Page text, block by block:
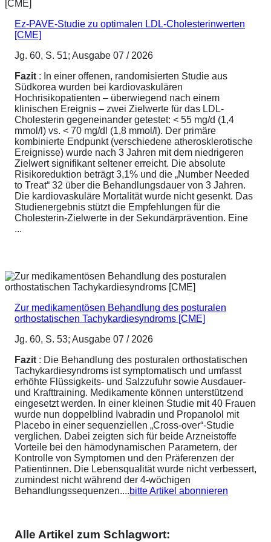
Ez-PAVE-Studie zu optimalen LDL-Cholesterinwerten
[CME]
Jg. 60, S. 51; Ausgabe 07 / 2026
Fazit : In einer offenen, randomisierten Studie aus
Südkorea wurden bei kardiovaskulären
Hochrisikopatienten – überwiegend nach einem
klinischen Ereignis – zwei Zielwerte für das LDL-
Cholesterin gegeneinander getestet: < 55 mg/d (1,4
mmol/l) vs. < 70 mg/dl (1,8 mmol/l). Der primäre
kombinierte Endpunkt (verschiedene atherosklerotische
Ereignisse) wurde nach 3 Jahren mit dem niedrigeren
Zielwert signifikant seltener erreicht. Die absolute
Risikoreduktion beträgt 3,1% und die „Number Needed
to Treat“ 32 über die Behandlungsdauer von 3 Jahren.
Die kardiovaskuläre Mortalität wurde nicht gesenkt. Das
Studienergebnis stützt die Empfehlungen für die
Cholesterin-Zielwerte in der Sekundärprävention. Eine
...
Zur medikamentösen Behandlung des posturalen
orthostatischen Tachykardiesyndroms [CME]
Jg. 60, S. 53; Ausgabe 07 / 2026
Fazit : Die Behandlung des posturalen orthostatischen
Tachykardiesyndroms ist symptomatisch und umfasst
erhöhte Flüssigkeits- und Salzzufuhr sowie Ausdauer-
und Krafttraining. Medikamente können unterstützend
eingesetzt werden. In einer kleinen Studie mit 40 Frauen
wurde nun doppelblind Ivabradin und Propanolol mit
Placebo in einer sequenziellen „Cross-over“-Studie
verglichen. Dabei zeigten sich für beide Arzneistoffe
Vorteile bei den hämodynamischen Parametern, der
Kontrolle von Symptomen und den Präferenzen der
Patientinnen. Die Lebensqualität wurde nicht verbessert,
zumindest nicht während der 4-wöchigen
Behandlungssequenzen....bitte Artikel abonnieren
Alle Artikel zum Schlagwort: